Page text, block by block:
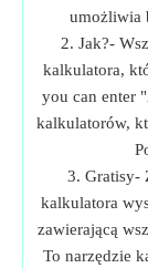
umożliwia
2. Jak?-
kalkulatora,
you can enter
kalkulatorów,
3. Gratisy-
kalkulatora
zawierającą
To narzędzie